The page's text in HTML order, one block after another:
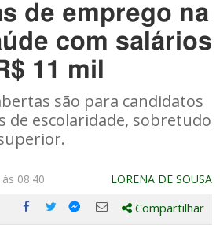
de emprego na
com salários
11 mil
são para candidatos
de escolaridade, sobretudo
08:40 LORENA DE SOUSA
Compartilhe
Compartilhe
Compartilhe
Compartilhe
Compartilhar